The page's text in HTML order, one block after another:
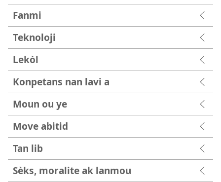
Fanmi
Teknoloji
Lekòl
Konpetans nan lavi a
Moun ou ye
Move abitid
Tan lib
Sèks, moralite ak lanmou